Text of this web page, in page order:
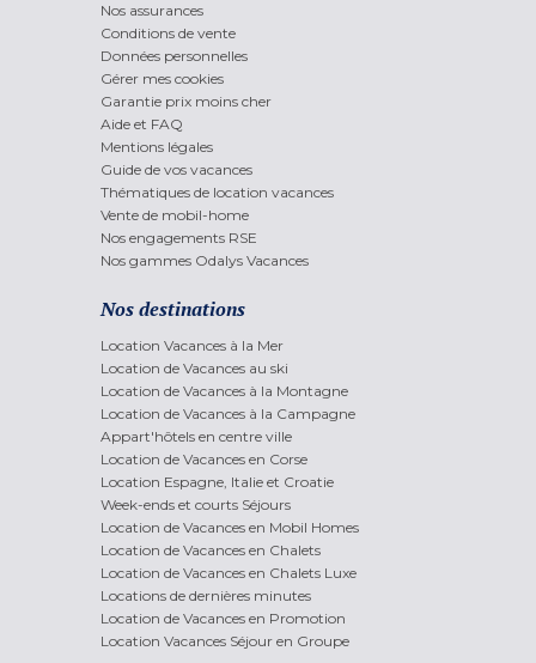
Nos assurances
Conditions de vente
Données personnelles
Gérer mes cookies
Garantie prix moins cher
Aide et FAQ
Mentions légales
Guide de vos vacances
Thématiques de location vacances
Vente de mobil-home
Nos engagements RSE
Nos gammes Odalys Vacances
Nos destinations
Location Vacances à la Mer
Location de Vacances au ski
Location de Vacances à la Montagne
Location de Vacances à la Campagne
Appart'hôtels en centre ville
Location de Vacances en Corse
Location Espagne, Italie et Croatie
Week-ends et courts Séjours
Location de Vacances en Mobil Homes
Location de Vacances en Chalets
Location de Vacances en Chalets Luxe
Locations de dernières minutes
Location de Vacances en Promotion
Location Vacances Séjour en Groupe